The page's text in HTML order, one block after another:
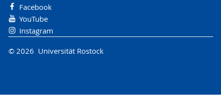
Facebook
YouTube
Instagram
© 2026 Universität Rostock